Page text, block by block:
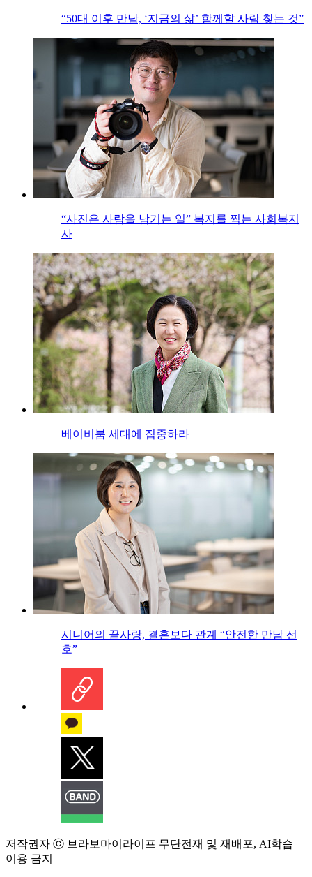
“50대 이후 만남, ‘지금의 삶’ 함께할 사람 찾는 것”
“사진은 사람을 남기는 일” 복지를 찍는 사회복지
사
베이비붐 세대에 집중하라
시니어의 끝사랑, 결혼보다 관계 “안전한 만남 선
호”
저작권자 ⓒ 브라보마이라이프 무단전재 및 재배포, AI학습
이용 금지